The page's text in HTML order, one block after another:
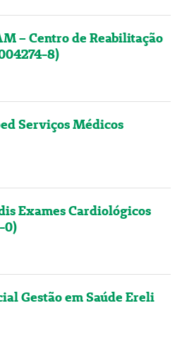
– Centro de Reabilitação
8)
Serviços Médicos
Exames Cardiológicos
0)
Gestão em Saúde Ereli